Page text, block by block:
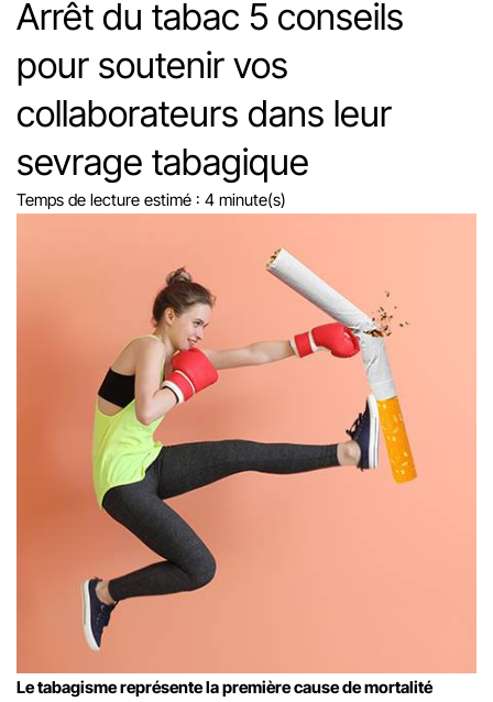
Arrêt du tabac 5 conseils
pour soutenir vos
collaborateurs dans leur
sevrage tabagique
Temps de lecture estimé : 4 minute(s)
Le tabagisme représente la première cause de mortalité